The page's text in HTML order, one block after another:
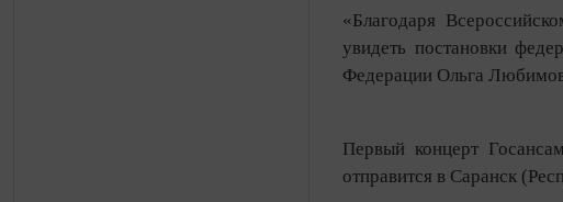
«Благодаря
увидеть постановки
Федерации Ольга
Первый концерт
отправится в Саранск